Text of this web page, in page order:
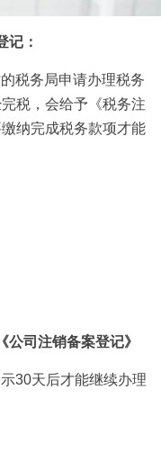
记：
税务局申请办理税务
税，会给予《税务注
纳完成税务款项才能
司注销备案登记》
30天后才能继续办理